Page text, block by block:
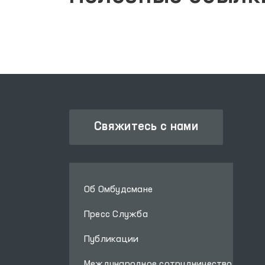
Свяжитесь с нами
Об Омбудсмане
Пресс Служба
Публикации